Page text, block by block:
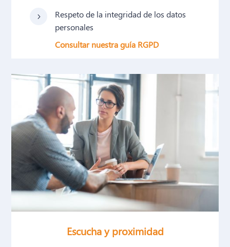
5
Respeto de la integridad de los datos
personales
Consultar nuestra guía RGPD
Escucha y proximidad